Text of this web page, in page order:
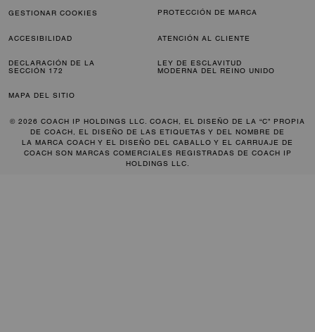
GESTIONAR COOKIES PROTECCIÓN DE MARCA
ACCESIBILIDAD ATENCIÓN AL CLIENTE
DECLARACIÓN DE LA
SECCIÓN 172
LEY DE ESCLAVITUD
MODERNA DEL REINO UNIDO
MAPA DEL SITIO
© 2026 COACH IP HOLDINGS LLC. COACH, EL DISEÑO DE LA “C” PROPIA
DE COACH, EL DISEÑO DE LAS ETIQUETAS Y DEL NOMBRE DE
LA MARCA COACH Y EL DISEÑO DEL CABALLO Y EL CARRUAJE DE
COACH SON MARCAS COMERCIALES REGISTRADAS DE COACH IP
HOLDINGS LLC.